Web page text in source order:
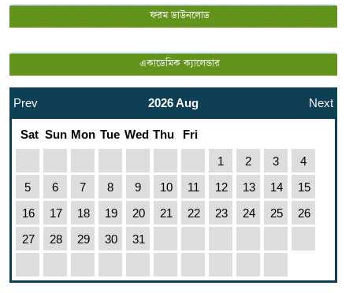
ফরম ডাউনলোড
একাডেমিক ক্যালেন্ডার
Prev 2026 Aug Next
Sat Sun Mon Tue Wed Thu
Fri
1
2 3
4
5
6 7 8 9 10 11 12 13 14
15
16
17 18 19 20 21 22 23 24 25
26
27
28 29 30 31